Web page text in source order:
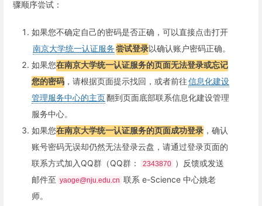
骤顺序尝试：
如果您不确定自己的密码是否正确，可以直接点击打开
南京大学统一认证服务尝试登录以确认账户密码正确。
如果您在南京大学统一认证服务的页面无法登录或忘记
您的密码 ，请根据页面提示找回，或者前往信息化建设
管理服务中心的主页翻到页面底部联系信息化建设管理
服务中心。
如果您在南京大学统一认证服务的页面成功登录 ，确认
账号密码无误却仍然无法登录云盘，请通过登录页面的
联系方式加入QQ群（QQ群：
2343870
）反馈或发送
邮件至 yaoge@nju.edu.cn 联系 e-Science 中心姚老
师。